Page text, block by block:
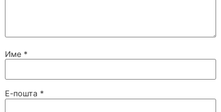
Име *
Е-пошта *